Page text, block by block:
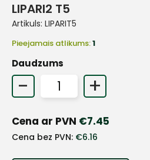
LIPARI2 T5
Artikuls: LIPARIT5
Pieejamais atlikums:1
Daudzums
- +
Cena ar PVN €7.45
Cena bez PVN: €6.16
+